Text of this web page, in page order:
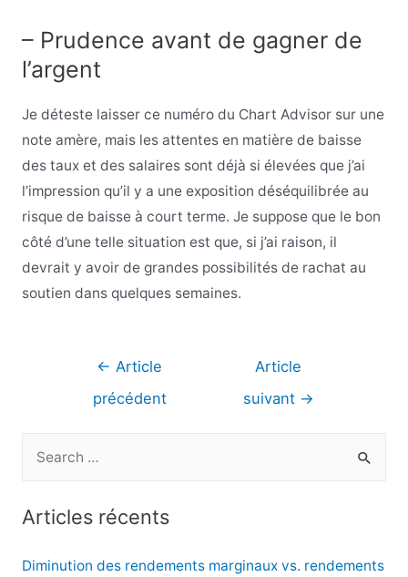
– Prudence avant de gagner de
l’argent
Je déteste laisser ce numéro du Chart Advisor sur une
note amère, mais les attentes en matière de baisse
des taux et des salaires sont déjà si élevées que j’ai
l’impression qu’il y a une exposition déséquilibrée au
risque de baisse à court terme. Je suppose que le bon
côté d’une telle situation est que, si j’ai raison, il
devrait y avoir de grandes possibilités de rachat au
soutien dans quelques semaines.
Navigation
l’article
← Article
précédent
Article
suivant →
e
Articles récents
Diminution des rendements marginaux vs. rendements